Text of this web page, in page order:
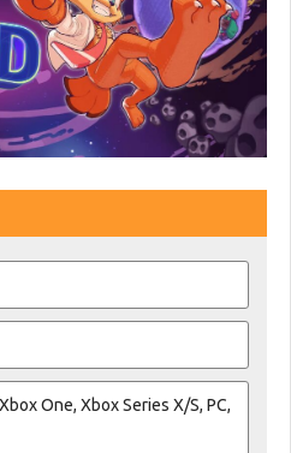
One, Xbox Series X/S, PC,